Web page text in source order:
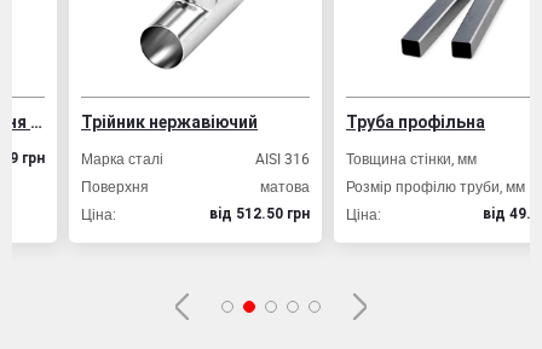
Трійник нержавіючий
Марка сталі
AISI 316
Поверхня
матова
вiд 512.50 грн
Труба профільна
Товщина стінки, мм
Розмір профілю труби, мм 20х20
Ціна:
вiд 49.80 грн